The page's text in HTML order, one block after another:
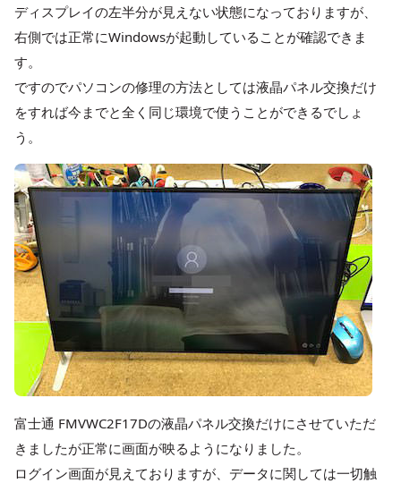
ディスプレイの左半分が見えない状態になっておりますが、
右側では正常にWindowsが起動していることが確認できま
す。
ですのでパソコンの修理の方法としては液晶パネル交換だけ
をすれば今までと全く同じ環境で使うことができるでしょ
う。
富士通 FMVWC2F17Dの液晶パネル交換だけにさせていただ
きましたが正常に画面が映るようになりました。
ログイン画面が見えておりますが、データに関しては一切触